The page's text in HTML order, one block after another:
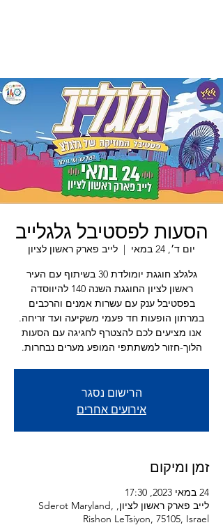
הסעות לפסטיבל גלגלייב
יום ד׳, 24 במאי
  |
לייב פארק ראשון לציון
גלגלצ חוגגת יומולדת 30 בשיתוף עם העיר
ראשון לציון החוגגת השנה 140 להיווסדה
בפסטיבל ענק עם עשרות אמנים והרכבים
אנו מציעים לכם להצטרף לחגיגה עם הסעות
הלוך-חזור למשתתפי המופע מערים נבחרות.
הרישום נסגר
אירועים אחרים
זמן ומיקום
24 במאי 2023, 17:30
לייב פארק ראשון לציון, Sderot Maryland,
Rishon LeTsiyon, 75105, Israel